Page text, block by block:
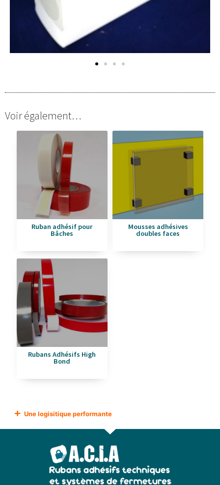
Voir également…
Ruban adhésif pour
Bâches
Mousses adhésives
doubles faces
Rubans Adhésifs High
Bond
Une logisitique performante